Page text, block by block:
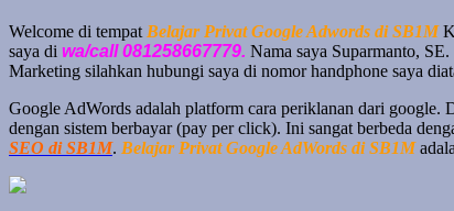
Welcome di tempat Belajar Privat Google Adwords di SB1M
saya di wa/call 081258667779. Nama saya Suparmanto,
Marketing silahkan hubungi saya di nomor handphone saya
Google AdWords adalah platform cara periklanan dari google.
dengan sistem berbayar (pay per click). Ini sangat berbeda
SEO di SB1M. Belajar Privat Google AdWords di SB1M